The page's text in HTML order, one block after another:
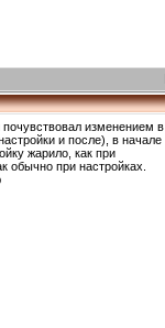
почувствовал изменением в
и после), в начале
жарило, как при
обычно при настройках.